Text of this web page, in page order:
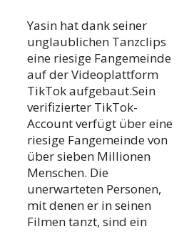
Yasin hat dank seiner
unglaublichen Tanzclips
eine riesige Fangemeinde
auf der Videoplattform
TikTok aufgebaut.Sein
verifizierter TikTok-
Account verfügt über eine
riesige Fangemeinde von
über sieben Millionen
Menschen. Die
unerwarteten Personen,
mit denen er in seinen
Filmen tanzt, sind ein